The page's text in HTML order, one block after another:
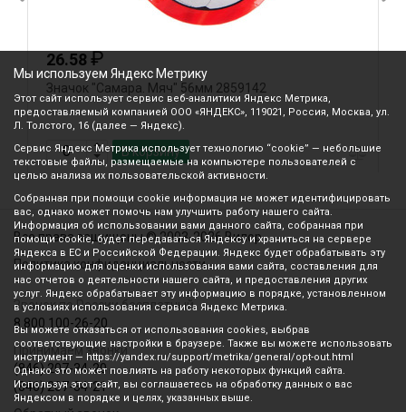
26.58₽
Значок "Самара. Мяч" 56мм 2859142
В корзину
Все права защищены © 2003-2026 Вилор
Политика конфиденциальности
Звонок по России бесплатный
8 800 100-26-20
Принимаем звонки
(846) 207-34-20
(846) 207-34-21
Мы используем Яндекс Метрику
Этот сайт использует сервис веб-аналитики Яндекс Метрика,
предоставляемый компанией ООО «ЯНДЕКС», 119021, Россия, Москва, ул.
Л. Толстого, 16 (далее — Яндекс).
Сервис Яндекс Метрика использует технологию “cookie” — небольшие
текстовые файлы, размещаемые на компьютере пользователей с
целью анализа их пользовательской активности.
Собранная при помощи cookie информация не может идентифицировать
вас, однако может помочь нам улучшить работу нашего сайта.
Информация об использовании вами данного сайта, собранная при
помощи cookie, будет передаваться Яндексу и храниться на сервере
Яндекса в ЕС и Российской Федерации. Яндекс будет обрабатывать эту
информацию для оценки использования вами сайта, составления для
нас отчетов о деятельности нашего сайта, и предоставления других
услуг. Яндекс обрабатывает эту информацию в порядке, установленном
в условиях использования сервиса Яндекс Метрика.
Вы можете отказаться от использования cookies, выбрав
соответствующие настройки в браузере. Также вы можете использовать
инструмент — https://yandex.ru/support/metrika/general/opt-out.html
Однако это может повлиять на работу некоторых функций сайта.
Используя этот сайт, вы соглашаетесь на обработку данных о вас
Яндексом в порядке и целях, указанных выше.